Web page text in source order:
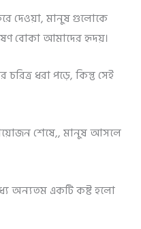
দেওয়া, মানুষ গুলোকে
বোকা আমাদের হৃদয়।
ধরা পড়ে, কিন্তু সেই
শেষে,, মানুষ আসলে
অন্যতম একটি কষ্ট হলো